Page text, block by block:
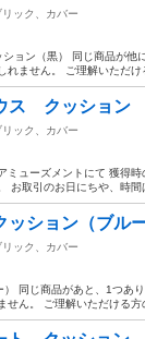
リック、カバー
ョン（黒） 同じ商品が
ません。 ご理解いただけ
ス クッション
リック、カバー
ューズメントにて 獲得
お取引のお日にちや、時間
ション（ブルー
リック、カバー
同じ商品があと、1つあ
ん。 ご理解いただける方